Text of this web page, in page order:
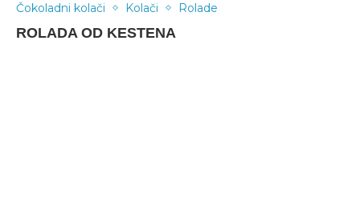
Čokoladni kolači Kolači Rolade
ROLADA OD KESTENA